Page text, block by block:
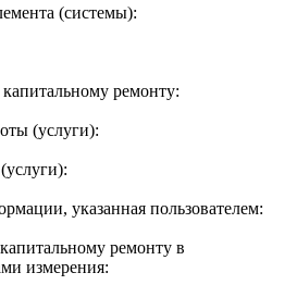
(системы):
ремонту:
(услуги):
указанная пользователем:
ремонту в
измерения: